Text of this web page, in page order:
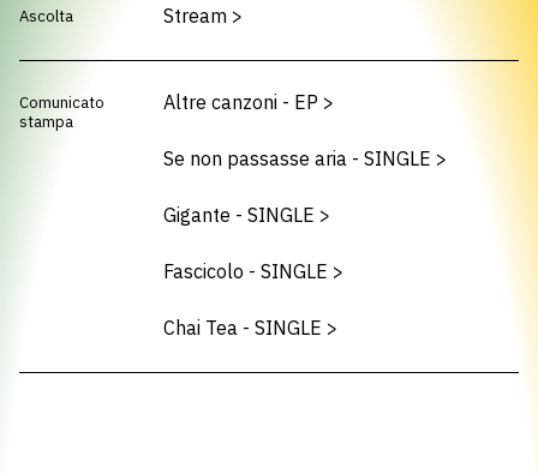
Ascolta Stream >
Comunicato
stampa
Altre canzoni - EP >
Se non passasse aria - SINGLE >
Gigante - SINGLE >
Fascicolo - SINGLE >
Chai Tea - SINGLE >